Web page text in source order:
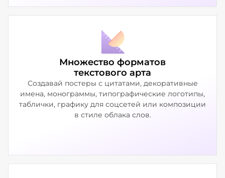
Множество форматов
текстового арта
Создавай постеры с цитатами, декоративные
имена, монограммы, типографические логотипы,
таблички, графику для соцсетей или композиции
в стиле облака слов.